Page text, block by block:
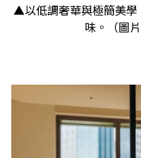
▲以低調奢華與極簡美學
味。（圖